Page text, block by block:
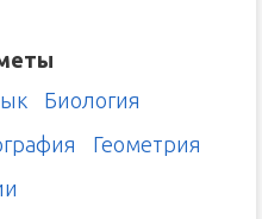
Биология
Геометрия